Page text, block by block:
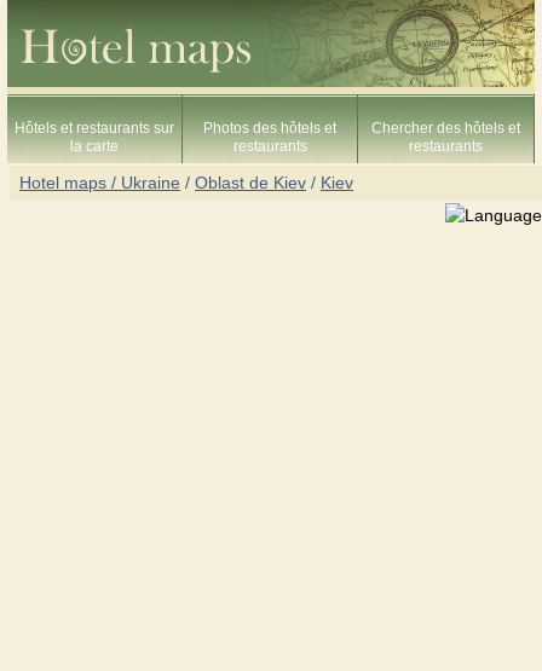
Hôtels et restaurants sur
la carte
Photos des hôtels et
restaurants
Chercher des hôtels et
restaurants
Hotel maps / Ukraine / Oblast de Kiev / Kiev